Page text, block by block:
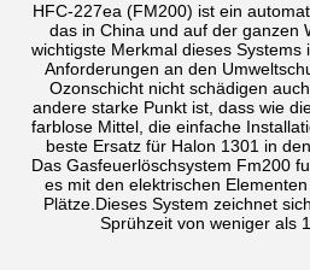
HFC-227ea (FM200) ist ein
das in China und auf der ganzen
wichtigste Merkmal dieses Systems
Anforderungen an den
Ozonschicht nicht schädigen
andere starke Punkt ist, dass wie
farblose Mittel, die einfache
beste Ersatz für Halon 1301 in
Das Gasfeuerlöschsystem Fm200
es mit den elektrischen
Plätze.Dieses System zeichnet
Sprühzeit von weniger als